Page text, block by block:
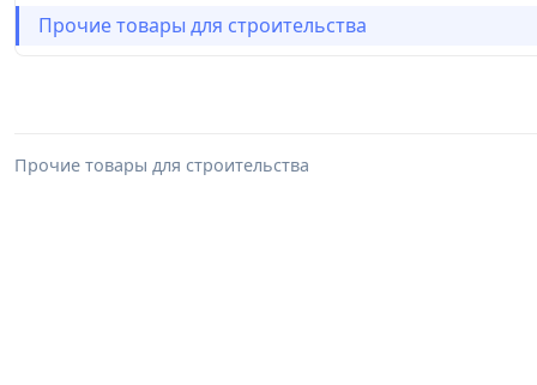
Прочие товары для строительства
Прочие товары для строительства